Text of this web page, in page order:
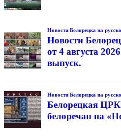
Новости Белорецка на
Новости
от 4 августа
выпуск.
Новости Белорецка на
Белорецкая
белоречан на